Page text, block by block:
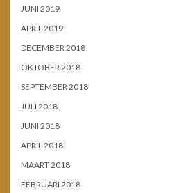
JUNI 2019
APRIL 2019
DECEMBER 2018
OKTOBER 2018
SEPTEMBER 2018
JULI 2018
JUNI 2018
APRIL 2018
MAART 2018
FEBRUARI 2018